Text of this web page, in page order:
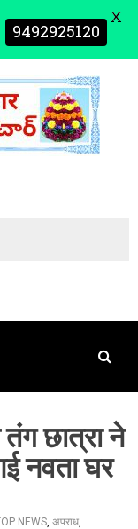
तंग छात्रा ने
नवता घर
NEWS, अपराध,
9492925120 X